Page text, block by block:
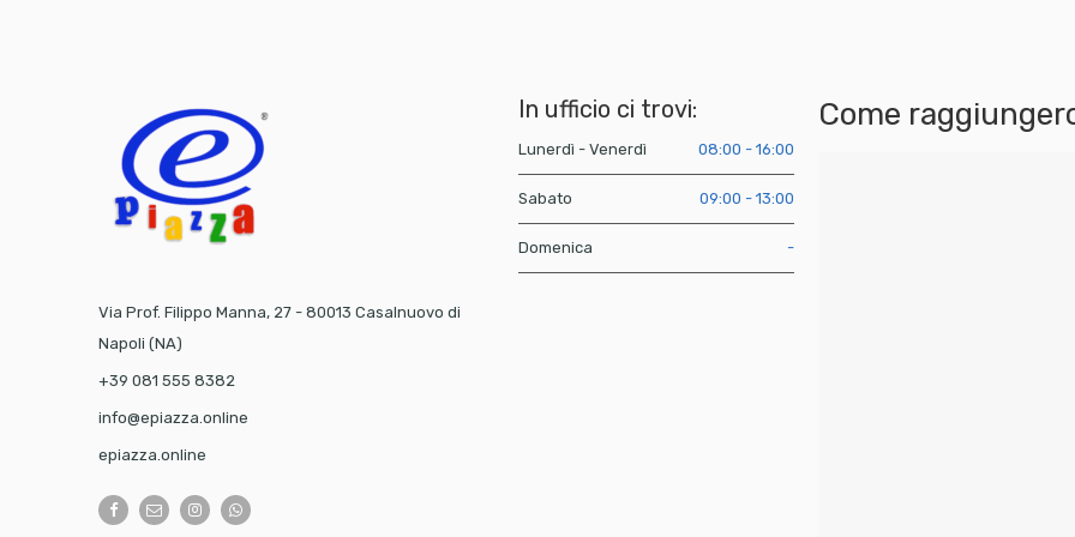
Via Prof. Filippo Manna, 27 - 80013 Casalnuovo di
Napoli (NA)
+39 081 555 8382
info@epiazza.online
epiazza.online
In ufficio ci trovi:
Lunerdì - Venerdì 08:00 - 16:00
Sabato 09:00 - 13:00
Domenica -
Come